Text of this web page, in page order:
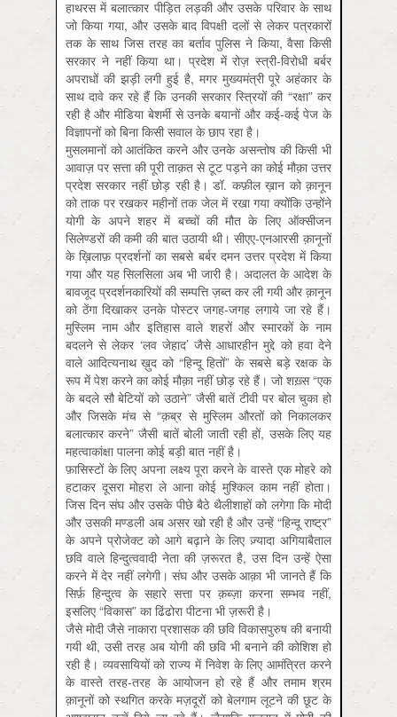
हाथरस में बलात्कार पीड़ित लड़की और उसके परिवार के साथ
जो किया गया, और उसके बाद विपक्षी दलों से लेकर पत्रकारों
तक के साथ जिस तरह का बर्ताव पुलिस ने किया, वैसा किसी
सरकार ने नहीं किया था। प्रदेश में रोज़ स्त्री-विरोधी बर्बर
अपराधों की झड़ी लगी हुई है, मगर मुख्यमंत्री पूरे अहंकार के
साथ दावे कर रहे हैं कि उनकी सरकार स्त्रियों की “रक्षा” कर
रही है और मीडिया बेशर्मी से उनके बयानों और कई-कई पेज के
विज्ञापनों को बिना किसी सवाल के छाप रहा है।
मुसलमानों को आतंकित करने और उनके असन्तोष की किसी भी
आवाज़ पर सत्ता की पूरी ताक़त से टूट पड़ने का कोई मौक़ा उत्तर
प्रदेश सरकार नहीं छोड़ रही है। डॉ. कफ़ील ख़ान को क़ानून
को ताक पर रखकर महीनों तक जेल में रखा गया क्योंकि उन्होंने
योगी के अपने शहर में बच्चों की मौत के लिए ऑक्सीजन
सिलेण्डरों की कमी की बात उठायी थी। सीएए-एनआरसी क़ानूनों
के ख़िलाफ़ प्रदर्शनों का सबसे बर्बर दमन उत्तर प्रदेश में किया
गया और यह सिलसिला अब भी जारी है। अदालत के आदेश के
बावजूद प्रदर्शनकारियों की सम्पत्ति ज़ब्त कर ली गयी और क़ानून
को ठेंगा दिखाकर उनके पोस्टर जगह-जगह लगाये जा रहे हैं।
मुस्लिम नाम और इतिहास वाले शहरों और स्मारकों के नाम
बदलने से लेकर ‘लव जेहाद’ जैसे आधारहीन मुद्दे को हवा देने
वाले आदित्यनाथ ख़ुद को “हिन्दू हितों” के सबसे बड़े रक्षक के
रूप में पेश करने का कोई मौक़ा नहीं छोड़ रहे हैं। जो शख़्स “एक
के बदले सौ बेटियों को उठाने” जैसी बातें टीवी पर बोल चुका हो
और जिसके मंच से “क़ब्र से मुस्लिम औरतों को निकालकर
बलात्कार करने” जैसी बातें बोली जाती रही हों, उसके लिए यह
महत्वाकांक्षा पालना कोई बड़ी बात नहीं है।
फ़ासिस्टों के लिए अपना लक्ष्य पूरा करने के वास्ते एक मोहरे को
हटाकर दूसरा मोहरा ले आना कोई मुश्किल काम नहीं होता।
जिस दिन संघ और उसके पीछे बैठे थैलीशाहों को लगेगा कि मोदी
और उसकी मण्डली अब असर खो रही है और उन्हें “हिन्दू राष्ट्र”
के अपने प्रोजेक्ट को आगे बढ़ाने के लिए ज़्यादा अगियाबैताल
छवि वाले हिन्दुत्ववादी नेता की ज़रूरत है, उस दिन उन्हें ऐसा
करने में देर नहीं लगेगी। संघ और उसके आक़ा भी जानते हैं कि
सिर्फ़ हिन्दुत्व के सहारे सत्ता पर क़ब्ज़ा करना सम्भव नहीं,
इसलिए “विकास” का ढिंढोरा पीटना भी ज़रूरी है।
जैसे मोदी जैसे नाकारा प्रशासक की छवि विकासपुरुष की बनायी
गयी थी, उसी तरह अब योगी की छवि भी बनाने की कोशिश हो
रही है। व्यवसायियों को राज्य में निवेश के लिए आमंत्रित करने
के वास्ते तरह-तरह के आयोजन हो रहे हैं और तमाम श्रम
क़ानूनों को स्थगित करके मज़दूरों को बेलगाम लूटने की छूट के